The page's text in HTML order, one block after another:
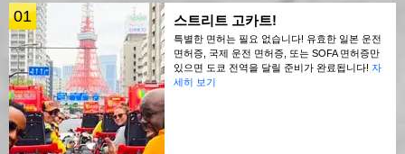
01 스트리트 고카트!
특별한 면허는 필요 없습니다! 유효한 일본 운전
면허증, 국제 운전 면허증, 또는 SOFA 면허증만
있으면 도쿄 전역을 달릴 준비가 완료됩니다! 자
세히 보기